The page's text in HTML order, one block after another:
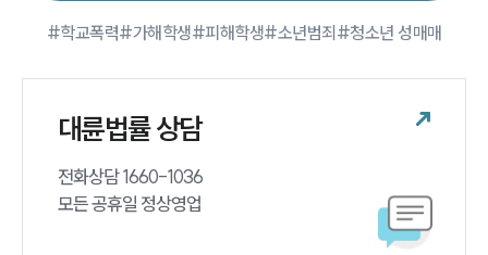
소식/자료
언론보도
법률 블로그
#학교폭력#가해학생#피해학생#소년범죄 #청소년 성매매
대륜법률 상담
전화상담 1660-1036
모든 공휴일 정상영업